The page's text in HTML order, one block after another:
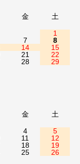
金 土
1
7
8
14
15
21
22
28
29
金 土
4
5
11
12
18
19
25
26